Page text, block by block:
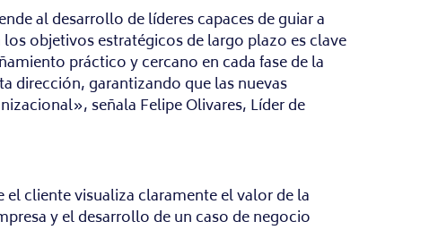
al desarrollo de líderes capaces de guiar a
objetivos estratégicos de largo plazo es clave
práctico y cercano en cada fase de la
dirección, garantizando que las nuevas
señala Felipe Olivares, Líder de
cliente visualiza claramente el valor de la
y el desarrollo de un caso de negocio